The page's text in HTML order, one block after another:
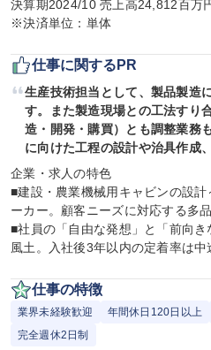
決算期2024/10 売上高24,812百万
※決済単位：単体
仕事に関するPR
生産技術担当として、製品製造
す。また製造現場との工法すり
造・開発・購買）とも調整業務
に向けた工程の設計や治具作成、
企業・求人の特色
■建設・農業機械用キャビンの設
ーカー。顧客ニーズに対応する多
■社員の「自由な発想」と「前向
風土。入社後3年以内の定着率は
仕事の特徴
業界未経験歓迎 年間休日120日以上
完全週休2日制